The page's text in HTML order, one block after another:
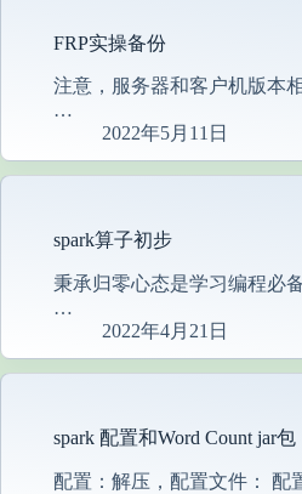
FRP实操备份
注意，服务器和客户机版本
…
2022年5月11日
spark算子初步
秉承归零心态是学习编程必
…
2022年4月21日
spark 配置和Word Count jar包
配置：解压，配置文件： 配